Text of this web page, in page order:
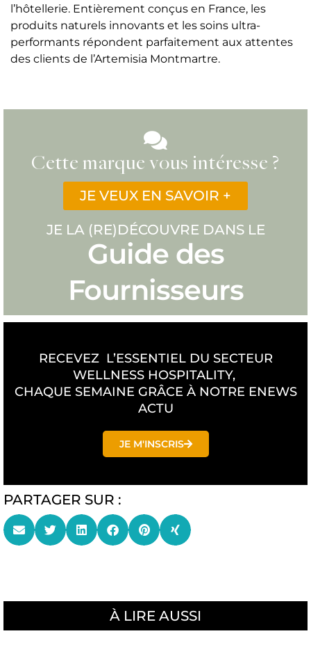
l’hôtellerie. Entièrement conçus en France, les
produits naturels innovants et les soins ultra-
performants répondent parfaitement aux attentes
des clients de l’Artemisia Montmartre.
Cette marque vous intéresse ?
JE VEUX EN SAVOIR +
JE LA (RE)DÉCOUVRE DANS LE
Guide des
Fournisseurs
RECEVEZ L’ESSENTIEL DU SECTEUR
WELLNESS HOSPITALITY,
CHAQUE SEMAINE GRÂCE À NOTRE ENEWS
ACTU
JE M'INSCRIS
PARTAGER SUR :
À LIRE AUSSI